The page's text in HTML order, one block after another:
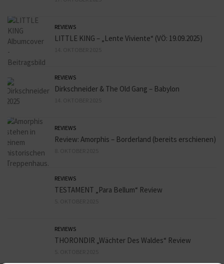
REVIEWS
LITTLE KING – „Lente Viviente“ (VÖ: 19.09.2025)
REVIEWS
Dirkschneider & The Old Gang – Babylon
REVIEWS
Review: Amorphis – Borderland (bereits erschienen)
REVIEWS
TESTAMENT „Para Bellum“ Review
REVIEWS
THORONDIR „Wächter Des Waldes“ Review